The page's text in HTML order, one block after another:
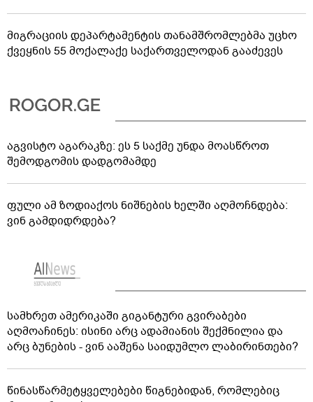
მიგრაციის დეპარტამენტის თანამშრომლებმა უცხო
ქვეყნის 55 მოქალაქე საქართველოდან გააძევეს
აგვისტო აგარაკზე: ეს 5 საქმე უნდა მოასწროთ
შემოდგომის დადგომამდე
ფული ამ ზოდიაქოს ნიშნების ხელში აღმოჩნდება:
ვინ გამდიდრდება?
სამხრეთ ამერიკაში გიგანტური გვირაბები
აღმოაჩინეს: ისინი არც ადამიანის შექმნილია და
არც ბუნების - ვინ ააშენა საიდუმლო ლაბირინთები?
წინასწარმეტყველებები წიგნებიდან, რომლებიც